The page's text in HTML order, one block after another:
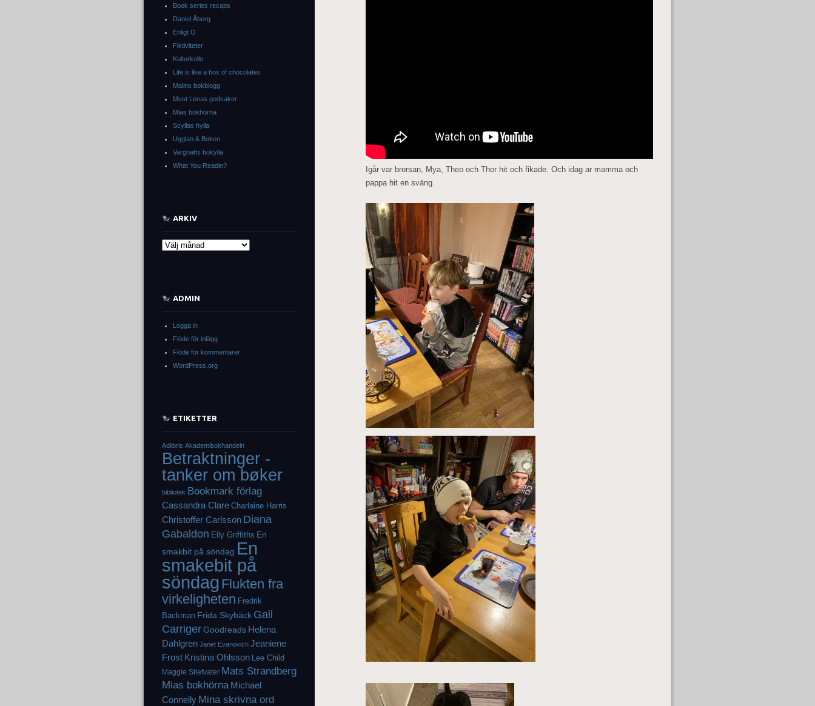
Igår var brorsan, Mya, Theo och Thor hit och fikade. Och idag ar mamma och
pappa hit en sväng.
Book series recaps
Daniel Åberg
Enligt O
Fiktiviteter
Kulturkollo
Life is like a box of chocolates
Malins bokblogg
Mest Lenas godsaker
Mias bokhörna
Scyllas hylla
Ugglan & Boken
Vargnatts bokylla
What You Readin?
ARKIV
Arkiv
ADMIN
Logga in
Flöde för inlägg
Flöde för kommentarer
WordPress.org
ETIKETTER
Adlibris Akademibokhandeln
Betraktninger -
tanker om bøker
bibliotek Bookmark förlag
Cassandra Clare Charlaine Harris
Christoffer Carlsson Diana
Gabaldon Elly Griffiths En
smakbit på söndag En
smakebit på
söndag Flukten fra
virkeligheten Fredrik
Backman Frida Skybäck Gail
CarrigerGoodreads Helena
Dahlgren Janet Evanovich Jeaniene
Frost Kristina Ohlsson Lee Child
Maggie Stiefvater Mats Strandberg
Mias bokhörna Michael
Connelly Mina skrivna ord